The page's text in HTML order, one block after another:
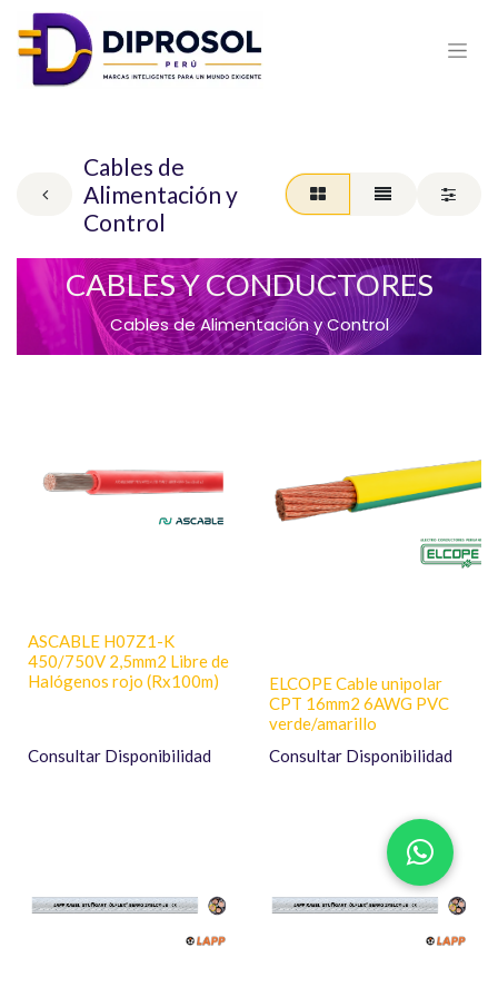
Cables de
Alimentación y
Control
CABLES Y CONDUCTORES
Cables de Alimentación y Control
ASCABLE H07Z1-K
450/750V 2,5mm2 Libre de
Halógenos rojo (Rx100m)
Consultar Disponibilidad
ELCOPE Cable unipolar
CPT 16mm2 6AWG PVC
verde/amarillo
Consultar Disponibilidad